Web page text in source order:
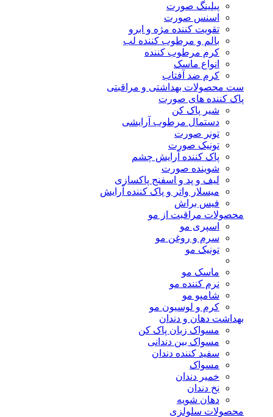
پیلینگ صورت
اسنس صورت
تقویت کننده مژه و ابرو
بالم و مرطوب کننده لب
کرم مرطوب کننده
انواع ماسک
کرم ضد آفتاب
ست محصولات بهداشتی و مراقبتی
پاک کننده های صورت
شیر پاک کن
دستمال مرطوب آرایشی
تونر صورت
تونیک صورت
پاک کننده آرایش چشم
شوینده صورت
لیف و پد و اسفنج پاکسازی
میسلار واتر و پاک کننده آرایش
فیس براش
محصولات مراقبت از مو
اسپری مو
سرم و روغن مو
تونیک مو
ماسک مو
نرم کننده مو
شامپو مو
کرم و لوسیون مو
بهداشت دهان و دندان
مسواک زبان پاک کن
مسواک بین دندانی
سفید کننده دندان
مسواک
خمیر دندان
نخ دندان
دهان شویه
محصولات سلولزی